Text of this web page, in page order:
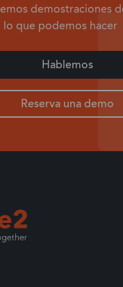
demostraciones
que podemos hacer
Hablemos
Reserva una demo